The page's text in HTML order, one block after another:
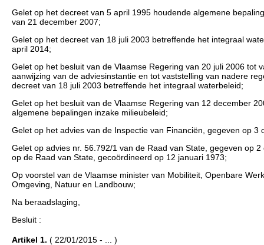
Gelet op het decreet van 5 april 1995 houdende algemene
van 21 december 2007;
Gelet op het decreet van 18 juli 2003 betreffende het integraal
april 2014;
Gelet op het besluit van de Vlaamse Regering van 20 juli 2006
aanwijzing van de adviesinstantie en tot vaststelling van nadere
decreet van 18 juli 2003 betreffende het integraal waterbeleid;
Gelet op het besluit van de Vlaamse Regering van 12 december
algemene bepalingen inzake milieubeleid;
Gelet op het advies van de Inspectie van Financiën, gegeven op 3
Gelet op advies nr. 56.792/1 van de Raad van State, gegeven op
op de Raad van State, gecoördineerd op 12 januari 1973;
Op voorstel van de Vlaamse minister van Mobiliteit, Openbare
Omgeving, Natuur en Landbouw;
Na beraadslaging,
Besluit :
Artikel 1. ( 22/01/2015 - ... )